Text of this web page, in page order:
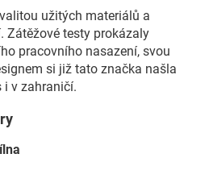
užitých materiálů a
Zátěžové testy prokázaly
pracovního nasazení, svou
si již tato značka našla
i v zahraničí.